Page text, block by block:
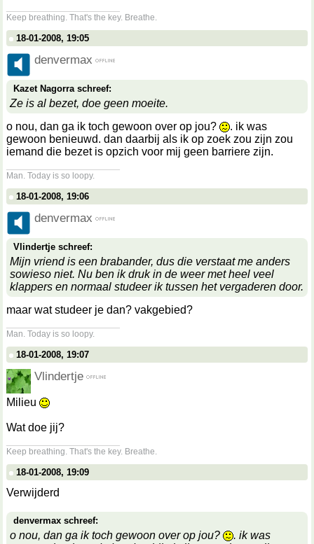
Keep breathing. That's the key. Breathe.
18-01-2008, 19:05
denvermax
Kazet Nagorra schreef:
Ze is al bezet, doe geen moeite.
o nou, dan ga ik toch gewoon over op jou?
. ik was
gewoon benieuwd. dan daarbij als ik op zoek zou zijn zou
iemand die bezet is opzich voor mij geen barriere zijn.
Man. Today is so loopy.
18-01-2008, 19:06
denvermax
Vlindertje schreef:
Mijn vriend is een brabander, dus die verstaat me anders
sowieso niet. Nu ben ik druk in de weer met heel veel
klappers en normaal studeer ik tussen het vergaderen door.
maar wat studeer je dan? vakgebied?
Man. Today is so loopy.
18-01-2008, 19:07
Vlindertje
Milieu
Wat doe jij?
Keep breathing. That's the key. Breathe.
18-01-2008, 19:09
Verwijderd
denvermax schreef:
o nou, dan ga ik toch gewoon over op jou?
. ik was